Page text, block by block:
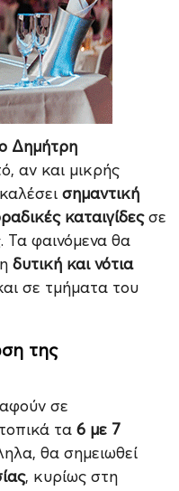
Δημήτρη
αν και μικρής
σημαντική
καταιγίδεςσε
Τα φαινόμενα θα
δυτική και νότια
σε τμήματα του
της
σε
τα 6 με 7
θα σημειωθεί
, κυρίως στη